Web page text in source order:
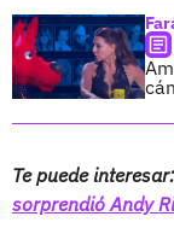
Te puede interesar:
sorprendió Andy